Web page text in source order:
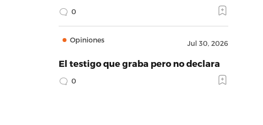
0
Opiniones Jul 30, 2026
El testigo que graba pero no declara
0